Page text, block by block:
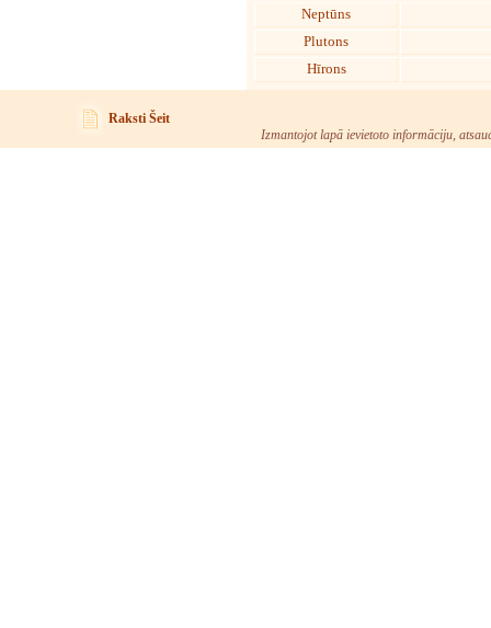
Neptūns
Plutons
Hīrons
Raksti Šeit
Izmantojot lapā ievietoto informāciju,